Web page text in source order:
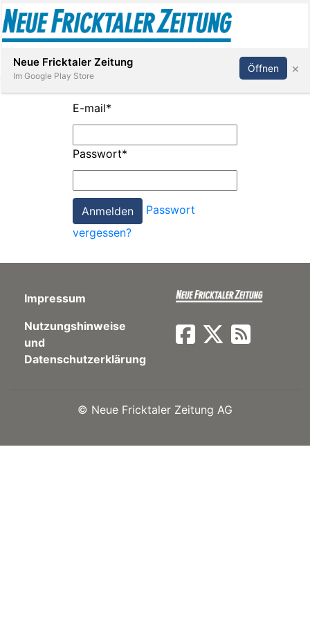
Paper
App
Abonnieren Anmelden
E-mail*
Passwort*
Passwort
vergessen?
Impressum
Nutzungshinweise
und
Datenschutzerklärung
© Neue Fricktaler Zeitung AG
Neue Fricktaler Zeitung
Im Google Play Store
Öffnen ×